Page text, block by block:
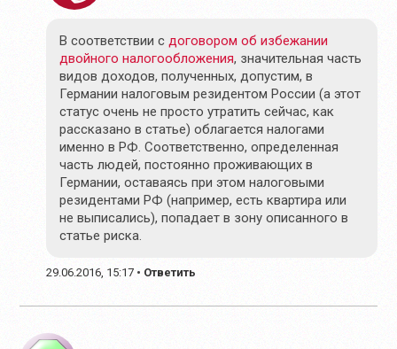
В соответствии с договором об избежании
двойного налогообложения, значительная часть
видов доходов, полученных, допустим, в
Германии налоговым резидентом России (а этот
статус очень не просто утратить сейчас, как
рассказано в статье) облагается налогами
именно в РФ. Соответственно, определенная
часть людей, постоянно проживающих в
Германии, оставаясь при этом налоговыми
резидентами РФ (например, есть квартира или
не выписались), попадает в зону описанного в
статье риска.
29.06.2016, 15:17 • Ответить